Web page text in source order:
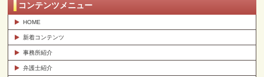
コンテンツメニュー
HOME
新着コンテンツ
事務所紹介
弁護士紹介